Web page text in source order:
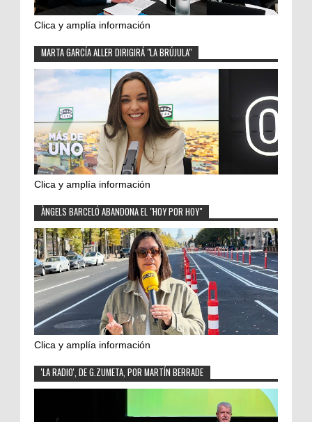
Clica y amplía información
MARTA GARCÍA ALLER DIRIGIRÁ "LA BRÚJULA"
Clica y amplía información
ÀNGELS BARCELÓ ABANDONA EL "HOY POR HOY"
Clica y amplía información
'LA RADIO', DE G.ZUMETA, POR MARTÍN BERRADE